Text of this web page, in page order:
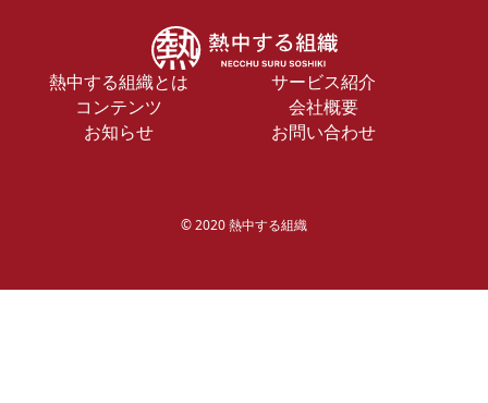
熱中する組織とは
サービス紹介
コンテンツ
会社概要
お知らせ
お問い合わせ
© 2020 熱中する組織